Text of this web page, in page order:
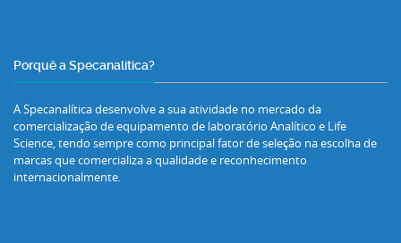
Porquê a Specanalítica?
A Specanalítica desenvolve a sua atividade no mercado da
comercialização de equipamento de laboratório Analítico e Life
Science, tendo sempre como principal fator de seleção na escolha de
marcas que comercializa a qualidade e reconhecimento
internacionalmente.